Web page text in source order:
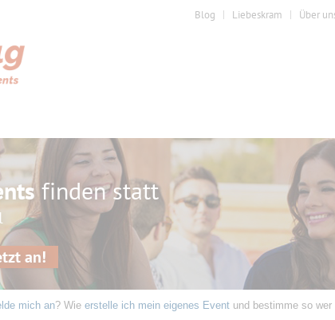
Blog Liebeskram Über
finden statt
an!
mich an? Wie erstelle ich mein eigenes Event und bestimme so